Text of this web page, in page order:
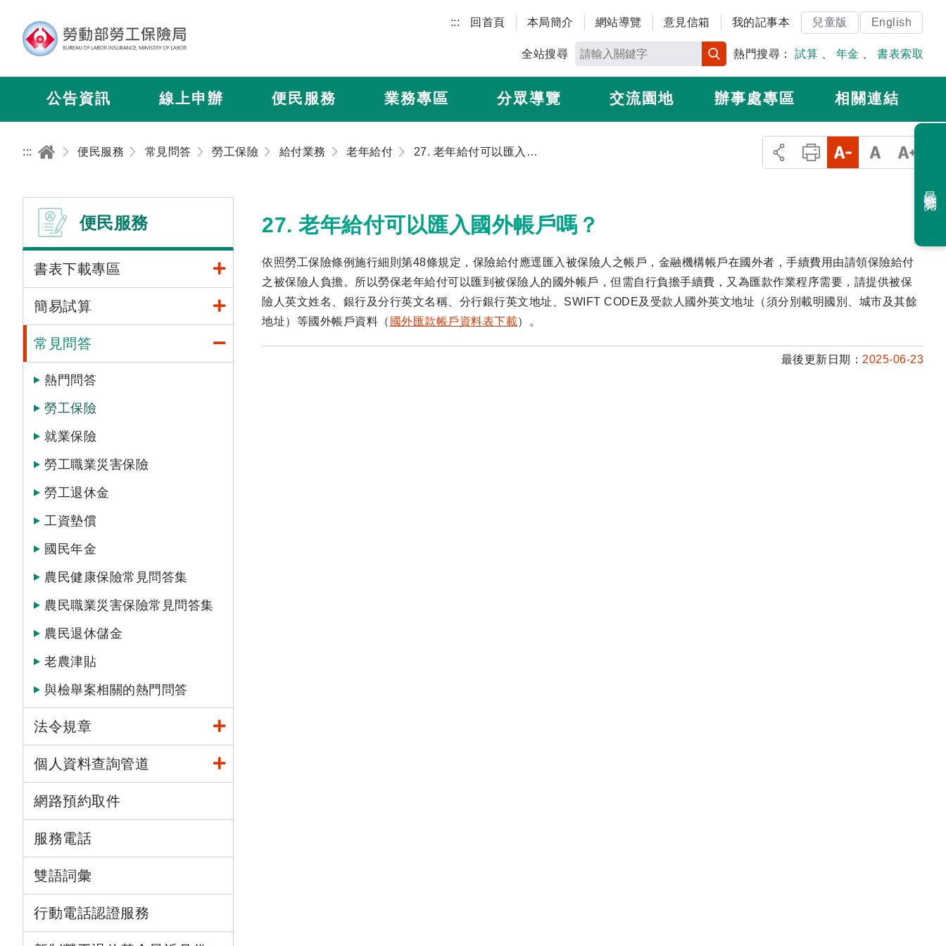
::: 回首頁 本局簡介 網站導覽 意見信箱 我的記事本 兒童版 English
全站搜尋 熱門搜尋： 試算 年金 書表索取
公告資訊 線上申辦 便民服務 業務專區 分眾導覽 交流園地 辦事處專區 相關連結
::: 便民服務 常見問答 勞工保險 給付業務 老年給付 27. 老年給付可以匯入國外帳戶嗎？
便民服務
書表下載專區
簡易試算
常見問答
熱門問答
勞工保險
就業保險
勞工職業災害保險
勞工退休金
工資墊償
國民年金
農民健康保險常見問答集
農民職業災害保險常見問答集
農民退休儲金
老農津貼
與檢舉案相關的熱門問答
法令規章
個人資料查詢管道
網路預約取件
服務電話
雙語詞彙
行動電話認證服務
27. 老年給付可以匯入國外帳戶嗎？
依照勞工保險條例施行細則第48條規定，保險給付應逕匯入被保險人之帳戶，金融機構帳戶在國外者，手續費用由請領保險給付
之被保險人負擔。所以勞保老年給付可以匯到被保險人的國外帳戶，但需自行負擔手續費，又為匯款作業程序需要，請提供被保
險人英文姓名、銀行及分行英文名稱、分行銀行英文地址、SWIFT CODE及受款人國外英文地址（須分別載明國別、城市及其餘
地址）等國外帳戶資料（ 國外匯款帳戶資料表下載）。
最後更新日期： 2025-06-23